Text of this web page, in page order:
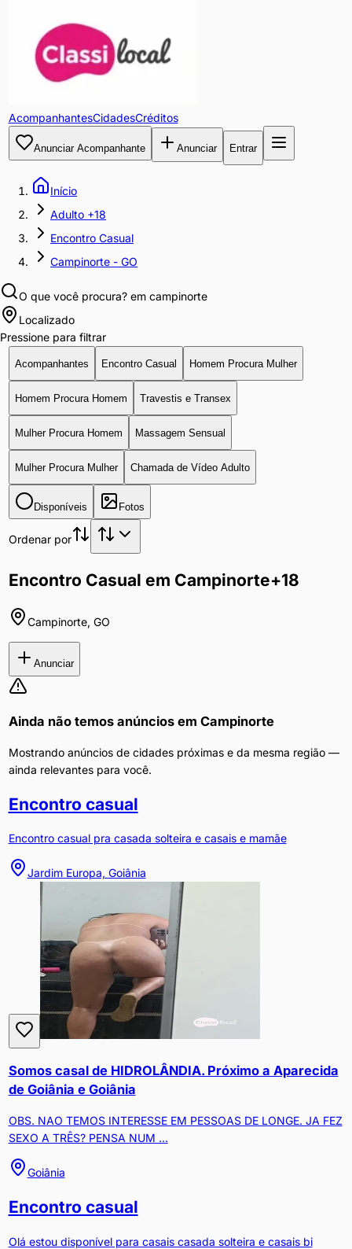
AcompanhantesCidadesCréditos
Anunciar Acompanhante Anunciar Entrar
Início
Adulto +18
Encontro Casual
Campinorte - GO
O que você procura? em campinorte
Localizado
Pressione para filtrar
Acompanhantes Encontro Casual Homem Procura Mulher
Homem Procura Homem Travestis e Transex
Mulher Procura Homem Massagem Sensual
Mulher Procura Mulher Chamada de Vídeo Adulto
Disponíveis Fotos
Ordenar por
Encontro Casual em Campinorte+18
Campinorte, GO
Anunciar
Ainda não temos anúncios em Campinorte
Mostrando anúncios de cidades próximas e da mesma região —
ainda relevantes para você.
Encontro casual
Encontro casual pra casada solteira e casais e mamãe
Jardim Europa, Goiânia
Somos casal de HIDROLÂNDIA. Próximo a Aparecida
de Goiânia e Goiânia
OBS. NAO TEMOS INTERESSE EM PESSOAS DE LONGE. JA FEZ
SEXO A TRÊS? PENSA NUM ...
Goiânia
Encontro casual
Olá estou disponível para casais casada solteira e casais bi